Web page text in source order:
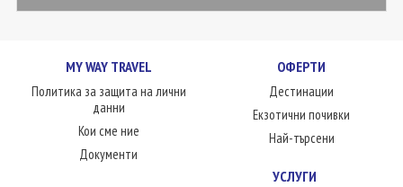
MY WAY TRAVEL
Политика за защита на лични
данни
Кои сме ние
Документи
ОФЕРТИ
Дестинации
Екзотични почивки
Най-търсени
УСЛУГИ